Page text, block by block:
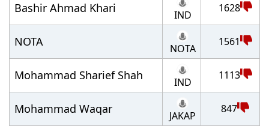
Bashir Ahmad Khari IND
1628
NOTA NOTA
1561
Mohammad Sharief Shah IND
1113
Mohammad Waqar JAKAP
847